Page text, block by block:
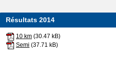
Résultats 2014
10 km (30.47 kB)
Semi (37.71 kB)